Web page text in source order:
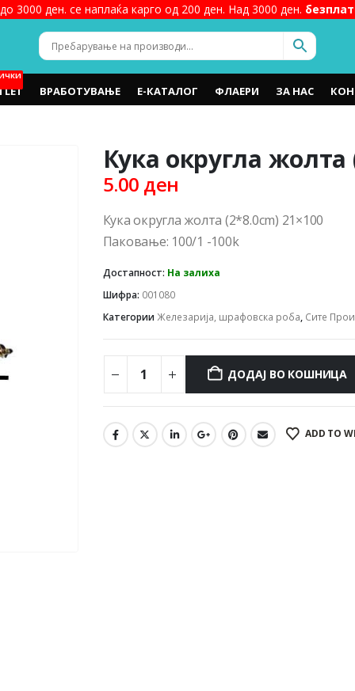
3000 ден. се наплаќа карго од 200 ден. Над 3000 ден.
ВРАБОТУВАЊЕ Е-КАТАЛОГ ФЛАЕРИ ЗА НАС
Кука округла жолта
5.00 ден
Кука округла жолта (2*8.0cm) 21×100
Паковање: 100/1 -100k
Достапност: На залиха
Шифра: 001080
КатегорииЖелезарија, шрафовска роба, Сите
ДОДАЈ ВО КОШНИЦА
ADD TO